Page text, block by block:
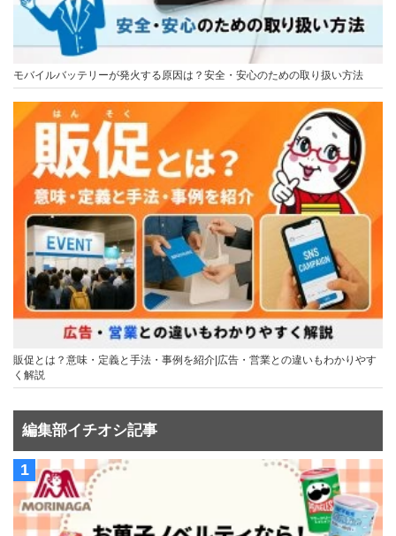
モバイルバッテリーが発火する原因は？安全・安心のための取り扱い方法
販促とは？意味・定義と手法・事例を紹介|広告・営業との違いもわかりやす
く解説
編集部イチオシ記事